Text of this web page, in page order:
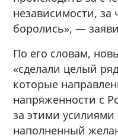
независимости, за
боролись», —
По его словам,
«сделали целый
которые
напряженности с
за этими усилиями
наполненный